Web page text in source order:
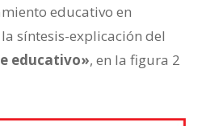
educativo en
la síntesis-explicación del
educativo», en la figura 2